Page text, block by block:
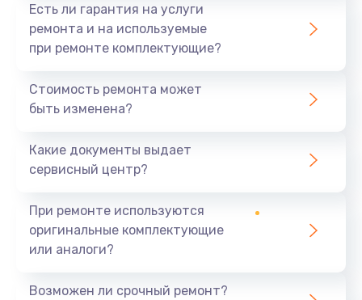
Есть ли гарантия на услуги
ремонта и на используемые
при ремонте комплектующие?
Стоимость ремонта может
быть изменена?
Какие документы выдает
сервисный центр?
При ремонте используются
оригинальные комплектующие
или аналоги?
Возможен ли срочный ремонт?